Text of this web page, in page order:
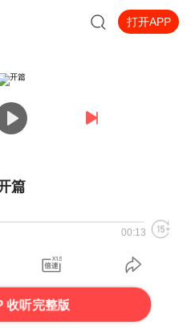
打开APP
篇
00:13
收听完整版